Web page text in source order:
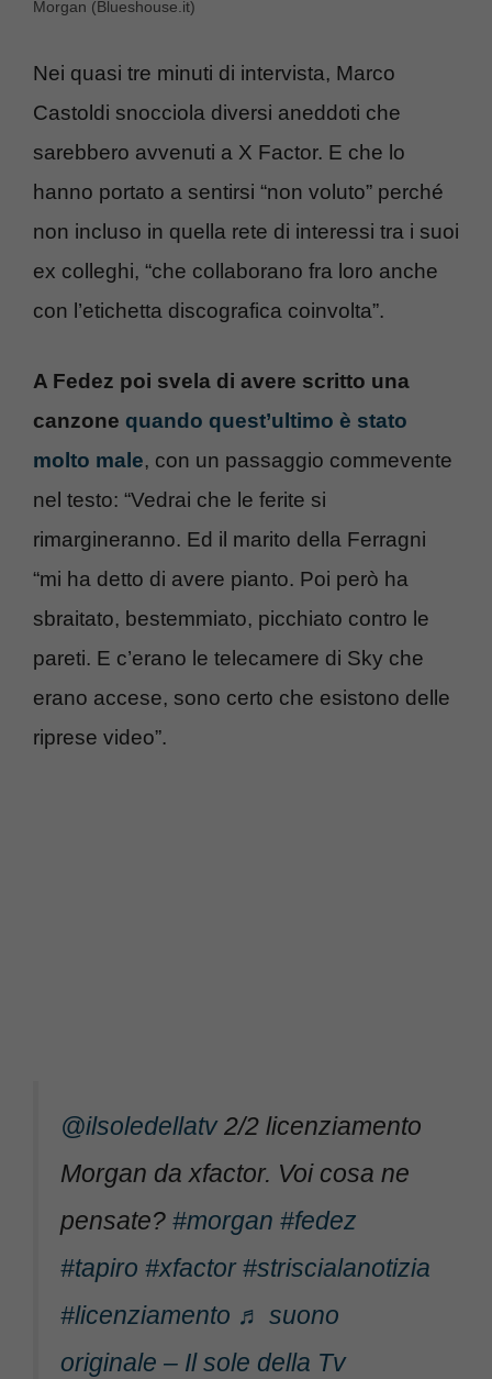
Morgan (Blueshouse.it)
Nei quasi tre minuti di intervista, Marco
Castoldi snocciola diversi aneddoti che
sarebbero avvenuti a X Factor. E che lo
hanno portato a sentirsi “non voluto” perché
non incluso in quella rete di interessi tra i suoi
ex colleghi, “che collaborano fra loro anche
con l’etichetta discografica coinvolta”.
A Fedez poi svela di avere scritto una
canzone quando quest’ultimo è stato
molto male, con un passaggio commevente
nel testo: “Vedrai che le ferite si
rimargineranno. Ed il marito della Ferragni
“mi ha detto di avere pianto. Poi però ha
sbraitato, bestemmiato, picchiato contro le
pareti. E c’erano le telecamere di Sky che
erano accese, sono certo che esistono delle
riprese video”.
@ilsoledellatv2/2 licenziamento
Morgan da xfactor. Voi cosa ne
pensate? #morgan #fedez
#tapiro #xfactor #striscialanotizia
#licenziamento ♬ suono
originale – Il sole della Tv